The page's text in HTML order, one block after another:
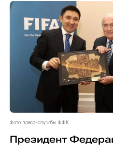
Фото пресс-службы ФФК
Президент